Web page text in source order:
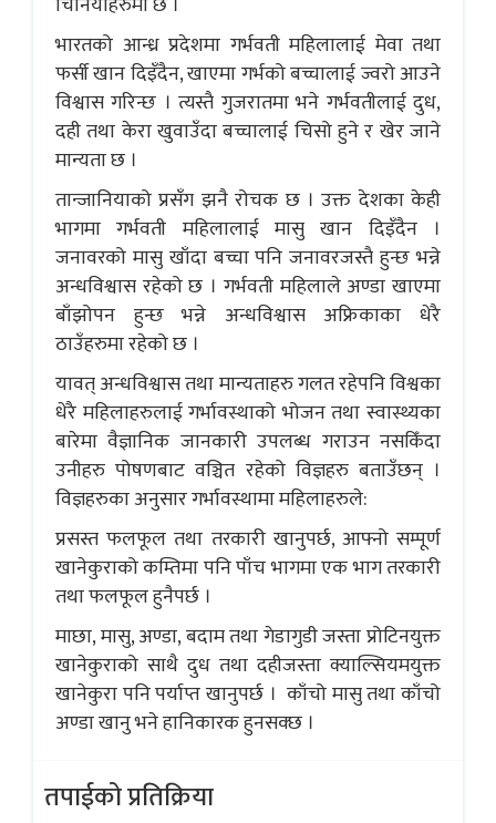
भारतको आन्ध्र प्रदेशमा गर्भवती महिलालाई मेवा तथा
फर्सी खान दिइँदैन, खाएमा गर्भको बच्चालाई ज्वरो आउने
विश्वास गरिन्छ । त्यस्तै गुजरातमा भने गर्भवतीलाई दुध,
दही तथा केरा खुवाउँदा बच्चालाई चिसो हुने र खेर जाने
मान्यता छ ।
तान्जानियाको प्रसँग झनै रोचक छ । उक्त देशका केही
भागमा गर्भवती महिलालाई मासु खान दिइँदैन ।
जनावरको मासु खाँदा बच्चा पनि जनावरजस्तै हुन्छ भन्ने
अन्धविश्वास रहेको छ । गर्भवती महिलाले अण्डा खाएमा
बाँझोपन हुन्छ भन्ने अन्धविश्वास अफ्रिकाका धेरै
ठाउँहरुमा रहेको छ ।
यावत् अन्धविश्वास तथा मान्यताहरु गलत रहेपनि विश्वका
धेरै महिलाहरुलाई गर्भावस्थाको भोजन तथा स्वास्थ्यका
बारेमा वैज्ञानिक जानकारी उपलब्ध गराउन नसकिँदा
उनीहरु पोषणबाट वञ्चित रहेको विज्ञहरु बताउँछन् ।
विज्ञहरुका अनुसार गर्भावस्थामा महिलाहरुले:
प्रसस्त फलफूल तथा तरकारी खानुपर्छ, आफ्नो सम्पूर्ण
खानेकुराको कम्तिमा पनि पाँच भागमा एक भाग तरकारी
तथा फलफूल हुनैपर्छ ।
माछा, मासु, अण्डा, बदाम तथा गेडागुडी जस्ता प्रोटिनयुक्त
खानेकुराको साथै दुध तथा दहीजस्ता क्याल्सियमयुक्त
खानेकुरा पनि पर्याप्त खानुपर्छ । काँचो मासु तथा काँचो
अण्डा खानु भने हानिकारक हुनसक्छ ।
तपाईको प्रतिक्रिया